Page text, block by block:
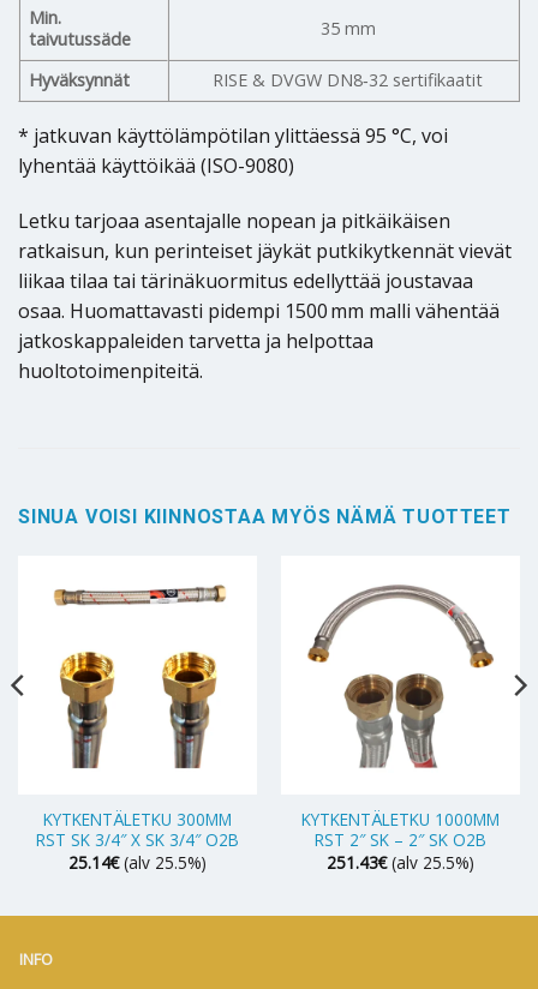
Min.
taivutussäde
35 mm
Hyväksynnät RISE & DVGW DN8‑32 sertifikaatit
* jatkuvan käyttölämpötilan ylittäessä 95 °C, voi
lyhentää käyttöikää (ISO-9080)
Letku tarjoaa asentajalle nopean ja pitkäikäisen
ratkaisun, kun perinteiset jäykät putkikytkennät vievät
liikaa tilaa tai tärinäkuormitus edellyttää joustavaa
osaa. Huomattavasti pidempi 1500 mm malli vähentää
jatkoskappaleiden tarvetta ja helpottaa
huoltotoimenpiteitä.
SINUA VOISI KIINNOSTAA MYÖS NÄMÄ TUOTTEET
KYTKENTÄLETKU 300MM
RST SK 3/4″ X SK 3/4″ O2B
25.14€ (alv 25.5%)
KYTKENTÄLETKU 1000MM
RST 2″ SK – 2″ SK O2B
251.43€ (alv 25.5%)
INFO